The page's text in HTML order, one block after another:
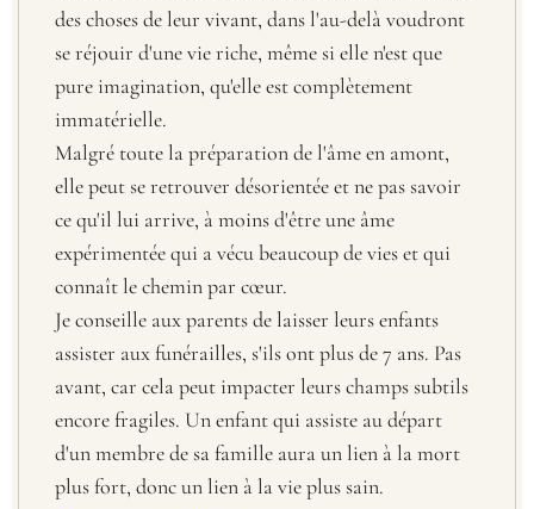
des choses de leur vivant, dans l'au-delà voudront
se réjouir d'une vie riche, même si elle n'est que
pure imagination, qu'elle est complètement
immatérielle.
Malgré toute la préparation de l'âme en amont,
elle peut se retrouver désorientée et ne pas savoir
ce qu'il lui arrive, à moins d'être une âme
expérimentée qui a vécu beaucoup de vies et qui
connaît le chemin par cœur.
Je conseille aux parents de laisser leurs enfants
assister aux funérailles, s'ils ont plus de 7 ans. Pas
avant, car cela peut impacter leurs champs subtils
encore fragiles. Un enfant qui assiste au départ
d'un membre de sa famille aura un lien à la mort
plus fort, donc un lien à la vie plus sain.